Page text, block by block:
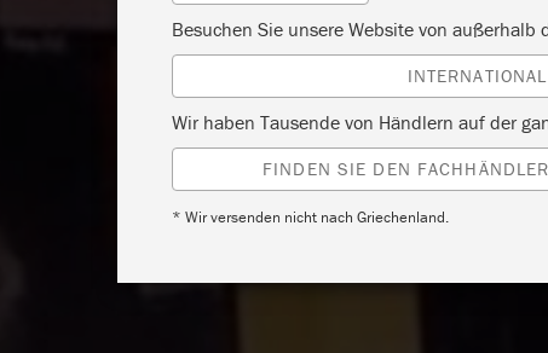
Besuchen Sie unsere Website von außerhalb
INTERNATIONAL
Wir haben Tausende von Händlern auf der
FINDEN SIE DEN
* Wir versenden nicht nach Griechenland.